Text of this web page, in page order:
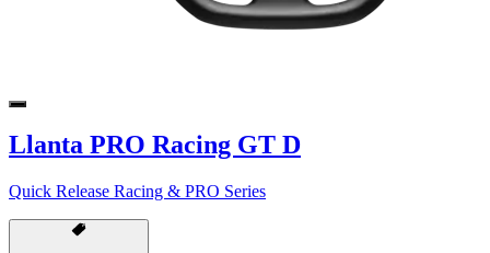
Llanta PRO Racing GT D
Quick Release Racing & PRO Series